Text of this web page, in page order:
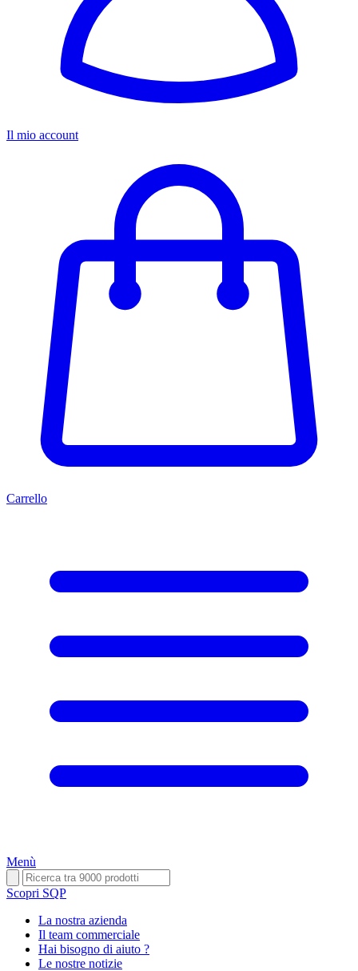
Il mio account
Carrello
Menù
Scopri SQP
La nostra azienda
Il team commerciale
Hai bisogno di aiuto ?
Le nostre notizie